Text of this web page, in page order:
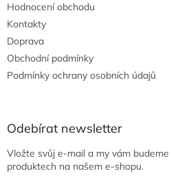
Hodnocení obchodu
Kontakty
Doprava
Obchodní podmínky
Podmínky ochrany osobních údajů
Odebírat newsletter
Vložte svůj e-mail a my vám
produktech na našem e-shopu.